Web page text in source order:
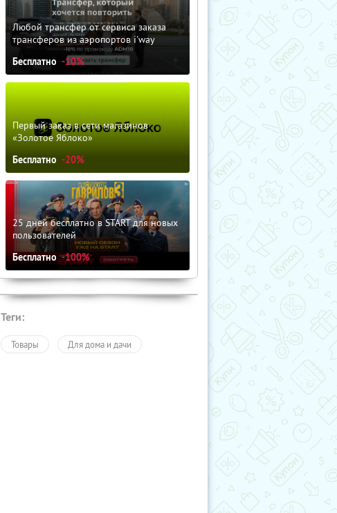
Любой трансфер от сервиса заказа
трансферов из аэропортов i'way
Бесплатно -10%
Первый заказ в сети магазинов
«Золотое Яблоко»
Бесплатно -20%
25 дней бесплатно в START для новых
пользователей
Бесплатно -100%
Теги:
Товары Для дома и дачи